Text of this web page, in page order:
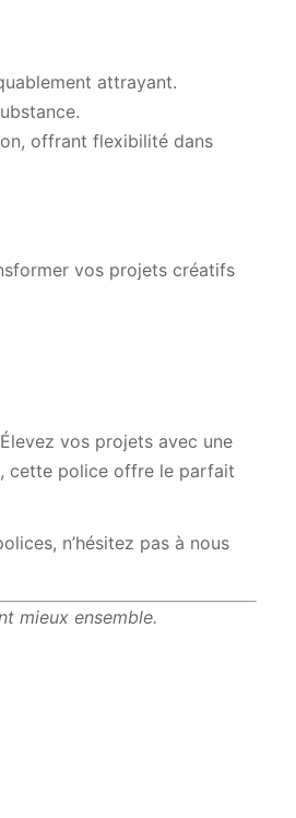
attrayant.
offrant flexibilité dans
vos projets créatifs
vos projets avec une
cette police offre le parfait
n’hésitez pas à nous
mieux ensemble.